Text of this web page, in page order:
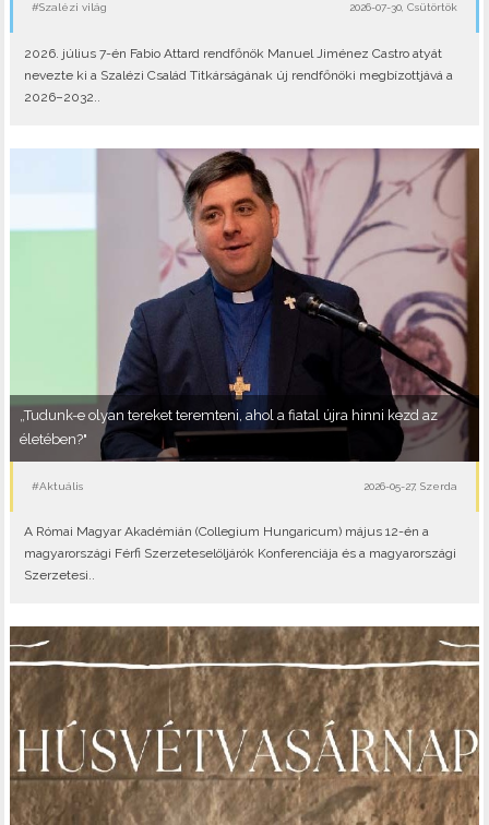
#Szalézi világ 2026-07-30, Csütörtök
2026. július 7-én Fabio Attard rendfőnök Manuel Jiménez Castro atyát
nevezte ki a Szalézi Család Titkárságának új rendfőnöki megbízottjává a
2026–2032..
„Tudunk-e olyan tereket teremteni, ahol a fiatal újra hinni kezd az
életében?"
#Aktuális 2026-05-27, Szerda
A Római Magyar Akadémián (Collegium Hungaricum) május 12-én a
magyarországi Férfi Szerzeteselöljárók Konferenciája és a magyarországi
Szerzetesi..